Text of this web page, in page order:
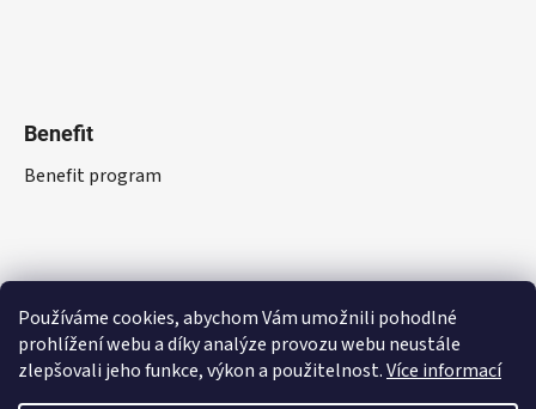
Používáme cookies, abychom Vám umožnili pohodlné
prohlížení webu a díky analýze provozu webu neustále
zlepšovali jeho funkce, výkon a použitelnost.Více informací
Benefit
Benefit program